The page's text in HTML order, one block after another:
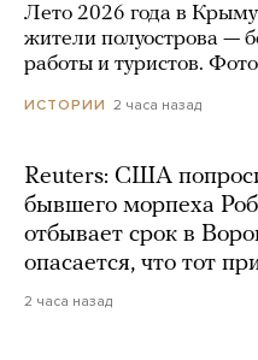
Лето 2026 года в
жители полуострова —
работы и туристов.
ИСТОРИИ 2 часа назад
Reuters: США
бывшего морпеха
отбывает срок в
опасается, что тот
2 часа назад